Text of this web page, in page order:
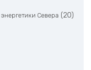
Севера (20)